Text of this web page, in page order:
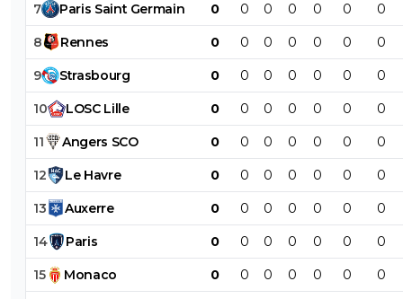
7 Paris Saint Germain 0 0 0 0 0 0 0
8 Rennes 0 0 0 0 0 0 0
9 Strasbourg 0 0 0 0 0 0 0
10 LOSC Lille 0 0 0 0 0 0 0
11 Angers SCO 0 0 0 0 0 0 0
12 Le Havre 0 0 0 0 0 0 0
13 Auxerre 0 0 0 0 0 0 0
14 Paris 0 0 0 0 0 0 0
15 Monaco 0 0 0 0 0 0 0